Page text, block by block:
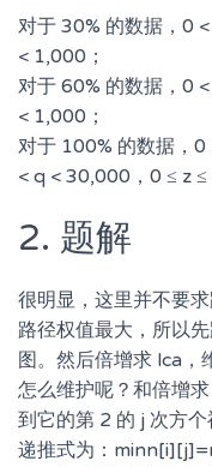
对于 30% 的数据，0
< 1,000；
对于 60% 的数据，0
< 1,000；
对于 100% 的数据，
< q < 30,000，0 ≤ z ≤
2. 题解
很明显，这里并不要
路径权值最大，所以
图。然后倍增求 lca，
怎么维护呢？和倍增
到它的第 2 的 j 次方
递推式为：